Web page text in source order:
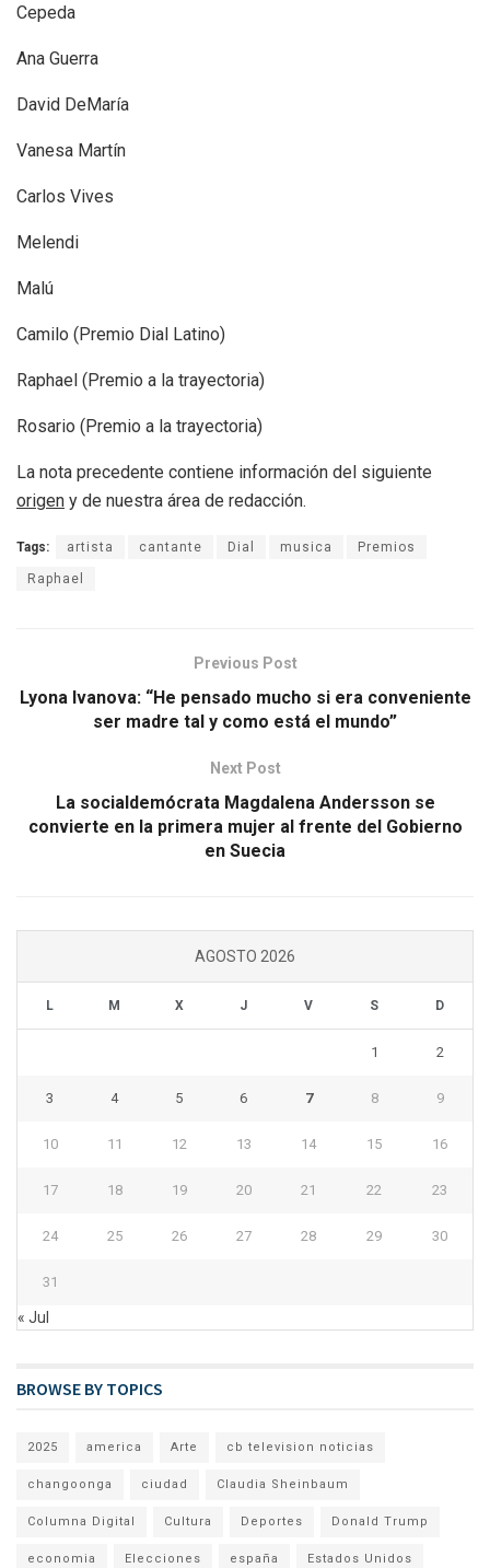
Cepeda
Ana Guerra
David DeMaría
Vanesa Martín
Carlos Vives
Melendi
Malú
Camilo (Premio Dial Latino)
Raphael (Premio a la trayectoria)
Rosario (Premio a la trayectoria)
La nota precedente contiene información del siguiente
origen y de nuestra área de redacción.
Tags: artista cantante Dial musica Premios
Raphael
Previous Post
Lyona Ivanova: “He pensado mucho si era conveniente
ser madre tal y como está el mundo”
Next Post
La socialdemócrata Magdalena Andersson se
convierte en la primera mujer al frente del Gobierno
en Suecia
AGOSTO 2026
L M X J V S D
1 2
3 4 5 6 7 8 9
10 11 12 13 14 15 16
17 18 19 20 21 22 23
24 25 26 27 28 29 30
31
« Jul
BROWSE BY TOPICS
2025 america Arte cb television noticias
changoonga ciudad Claudia Sheinbaum
Columna Digital Cultura Deportes Donald Trump
economia Elecciones españa Estados Unidos